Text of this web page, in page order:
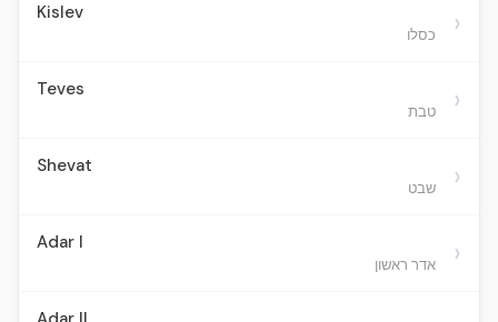
Kislev
כסלו ›
Teves
טבת ›
Shevat
שבט ›
Adar I
אדר ראשון ›